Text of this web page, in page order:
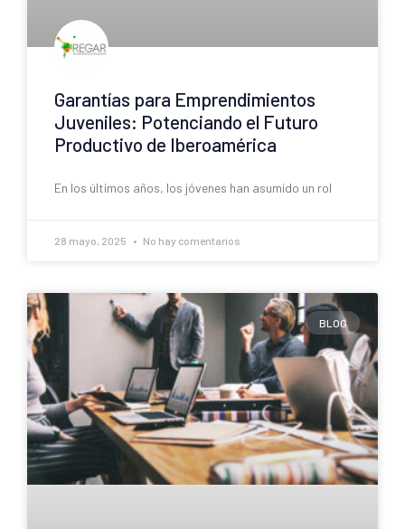
Garantías para Emprendimientos
Juveniles: Potenciando el Futuro
Productivo de Iberoamérica
En los últimos años, los jóvenes han asumido un rol
28 mayo, 2025 No hay comentarios
BLOG